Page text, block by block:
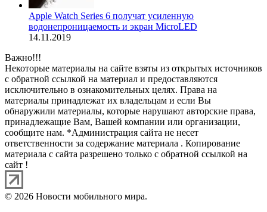
Apple Watch Series 6 получат усиленную
водонепроницаемость и экран MicroLED
14.11.2019
Важно!!!
Некоторые материалы на сайте взяты из открытых источников
с обратной ссылкой на материал и предоставляются
исключительно в ознакомительных целях. Права на
материалы принадлежат их владельцам и если Вы
обнаружили материалы, которые нарушают авторские права,
принадлежащие Вам, Вашей компании или организации,
сообщите нам. *Администрация сайта не несет
ответственности за содержание материала . Копирование
материала с сайта разрешено только с обратной ссылкой на
сайт !
© 2026 Новости мобильного мира.